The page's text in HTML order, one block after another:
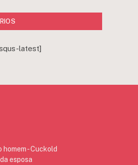
latest]
- Cuckold
esposa